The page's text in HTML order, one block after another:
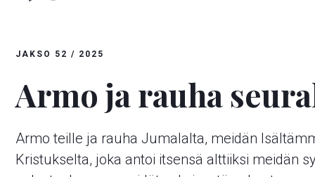
JAKSO 52 / 2025
Armo ja rauha
Armo teille ja rauha Jumalalta, meidän
Kristukselta, joka antoi itsensä alttiiksi meidän